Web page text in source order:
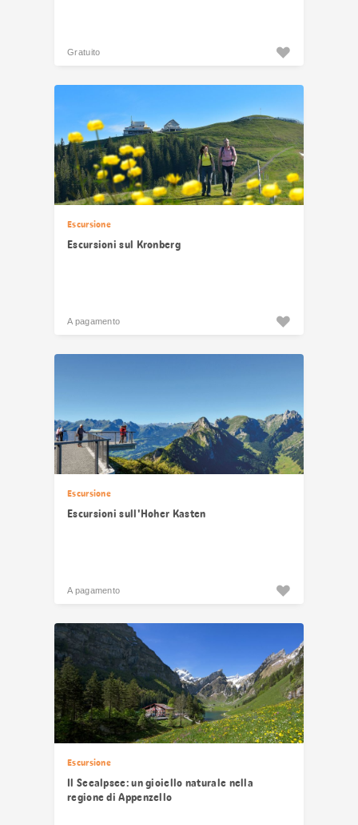
Gratuito
Escursione
Escursioni sul Kronberg
A pagamento
Escursione
Escursioni sull'Hoher Kasten
A pagamento
Escursione
Il Seealpsee: un gioiello naturale nella
regione di Appenzello